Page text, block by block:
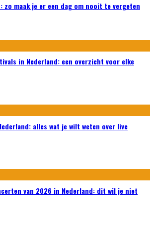
zo maak je er een dag om nooit te vergeten
in Nederland: een overzicht voor elke
alles wat je wilt weten over live
van 2026 in Nederland: dit wil je niet